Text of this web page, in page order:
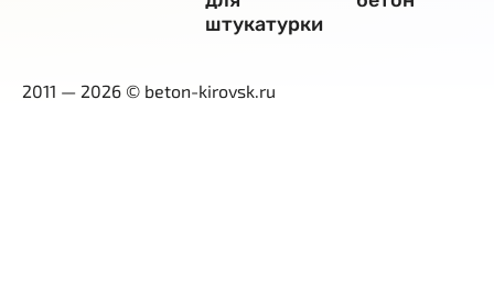
штукатурки
2011 — 2026 © beton-kirovsk.ru